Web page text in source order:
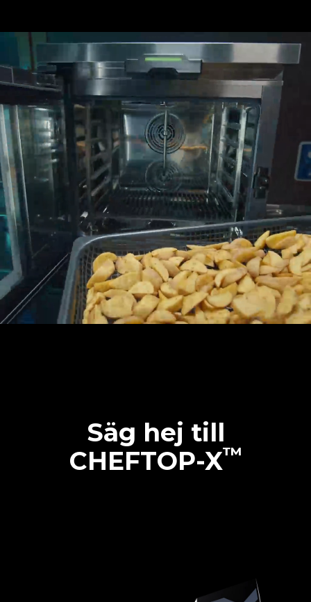
Säg hej till
CHEFTOP-X™